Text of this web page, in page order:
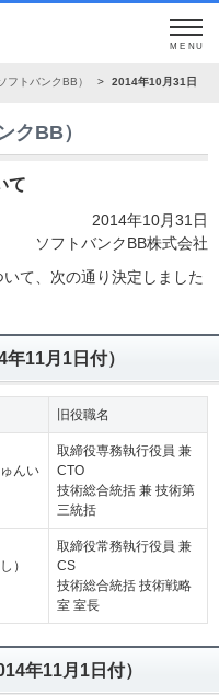
MENU
フトバンクBB） 2014年10月31日
クBB）
て
2014年10月31日
ソフトバンクBB株式会社
て、次の通り決定しました
11月1日付）
旧役職名
んい
取締役専務執行役員 兼
CTO
技術総合統括 兼 技術第
三統括
）
取締役常務執行役員 兼
CS
技術総合統括 技術戦略
室 室長
年11月1日付）